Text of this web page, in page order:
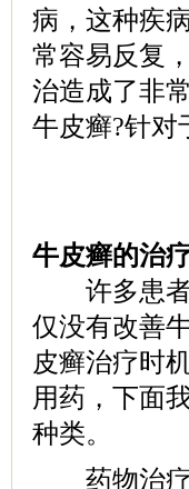
病，这种疾
常容易反复
治造成了非
牛皮癣?针对
牛皮癣的治
许多患者
仅没有改善
皮癣治疗时
用药，下面
种类。
药物治疗